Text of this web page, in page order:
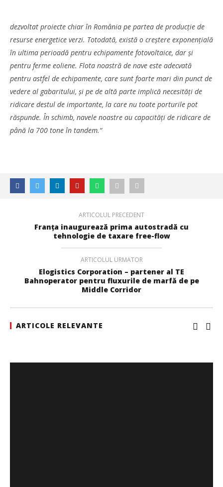
Pătru
Mariana
Mariana
dezvoltat proiecte chiar în România pe partea de producţie de
resurse energetice verzi. Totodată, există o creștere exponenţială
în ultima perioadă pentru echipamente fotovoltaice, dar și
pentru ferme eoliene. Flota noastră de nave este adecvată
pentru astfel de echipamente, care sunt foarte mari din punct de
vedere al gabaritului, și pe de altă parte implică necesităţi de
ridicare destul de importante, la care nu toate porturile pot
răspunde. În schimb, navele noastre au capacităţi de ridicare de
până la 700 tone în tandem.“
ARTICOLUL PRECEDENT
Franţa inaugurează prima autostradă cu
tehnologie de taxare free-flow
ARTICOLUL URMATOR
Elogistics Corporation – partener al TE
Bahnoperator pentru fluxurile de marfă de pe
Middle Corridor
ARTICOLE RELEVANTE